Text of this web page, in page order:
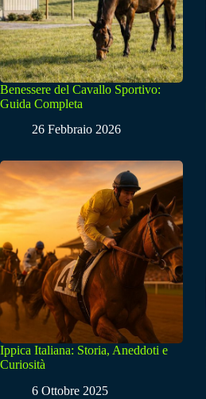
Benessere del Cavallo Sportivo:
Guida Completa
26 Febbraio 2026
Ippica Italiana: Storia, Aneddoti e
Curiosità
6 Ottobre 2025